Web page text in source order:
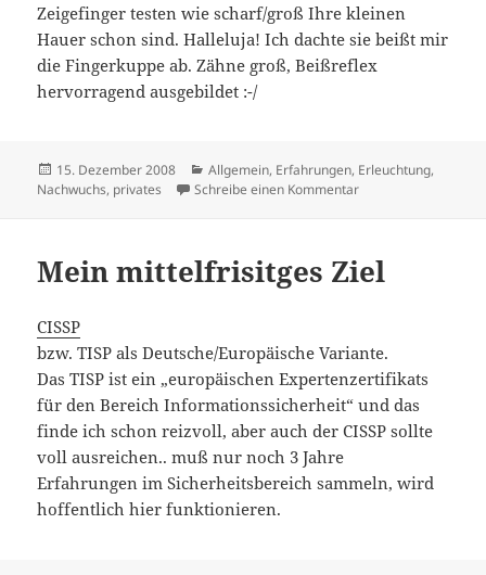
Zeigefinger testen wie scharf/groß Ihre kleinen
Hauer schon sind. Halleluja! Ich dachte sie beißt mir
die Fingerkuppe ab. Zähne groß, Beißreflex
hervorragend ausgebildet :-/
Veröffentlicht
am
15. Dezember 2008 Kategorien
Allgemein, Erfahrungen, Erleuchtung,
Nachwuchs, privates Schreibe einen Kommentarzu 4 Zähne für ein
Mein mittelfrisitges Ziel
CISSP
bzw. TISP als Deutsche/Europäische Variante.
Das TISP ist ein „europäischen Expertenzertifikats
für den Bereich Informationssicherheit“ und das
finde ich schon reizvoll, aber auch der CISSP sollte
voll ausreichen.. muß nur noch 3 Jahre
Erfahrungen im Sicherheitsbereich sammeln, wird
hoffentlich hier funktionieren.